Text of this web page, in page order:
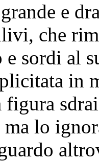
e
che
e sordi al
in
figura
lo